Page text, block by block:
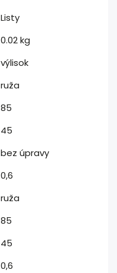
Listy
0.02 kg
výlisok
ruža
85
45
bez úpravy
0,6
ruža
85
45
0,6